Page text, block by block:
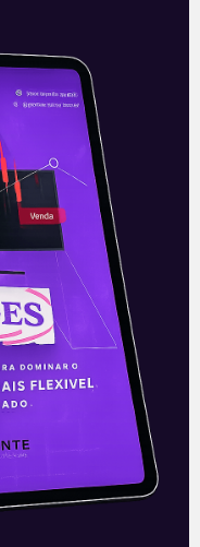
na
com
de casas
em